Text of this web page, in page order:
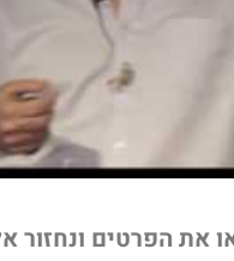
את הפרטים ונחזור